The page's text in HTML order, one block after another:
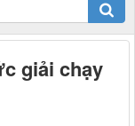
giải chạy